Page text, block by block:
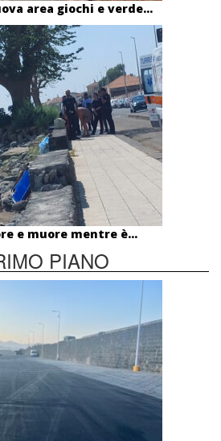
area giochi e verde...
e muore mentre è...
PIANO